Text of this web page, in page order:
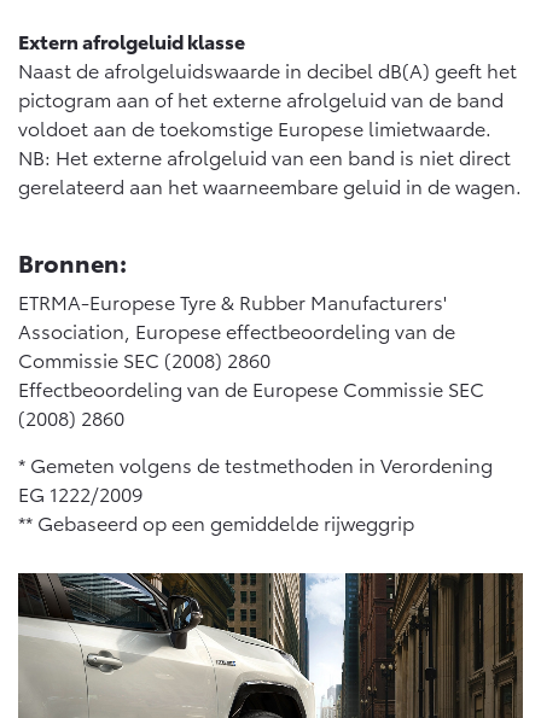
Extern afrolgeluid klasse
Naast de afrolgeluidswaarde in decibel dB(A) geeft het
pictogram aan of het externe afrolgeluid van de band
voldoet aan de toekomstige Europese limietwaarde.
NB: Het externe afrolgeluid van een band is niet direct
gerelateerd aan het waarneembare geluid in de wagen.
Bronnen:
ETRMA-Europese Tyre & Rubber Manufacturers'
Association, Europese effectbeoordeling van de
Commissie SEC (2008) 2860
Effectbeoordeling van de Europese Commissie SEC
(2008) 2860
* Gemeten volgens de testmethoden in Verordening
EG 1222/2009
** Gebaseerd op een gemiddelde rijweggrip